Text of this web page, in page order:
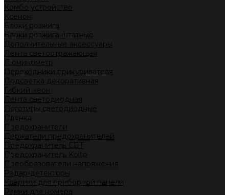
Комбо устройство
Ксенон
Блоки розжига
Блоки розжига штатные
Дополнительные аксессуары
Лента светоотражающая
Люминометр
Переходники прикуривателя
Подсветка декоративная
Гибкий неон
Лента светодиодная
Логотипы светодиодные
Пленка
Предохранители
Держатели предохранителей
Предохранитель CBT
Предохранитель Koito
Преобразователи напряжения
Радар-детекторы
Коврики для приборной панели
Рамки для номера